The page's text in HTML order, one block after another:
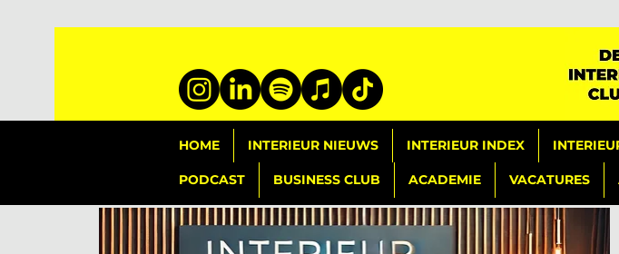
HOME INTERIEUR NIEUWS INTERIEUR INDEX
PODCAST BUSINESS CLUB ACADEMIE VACATURES